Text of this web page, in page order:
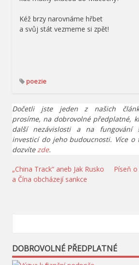
Kéž brzy narovnáme hřbet
a svůj stát vezmeme si zpět!
poezie
Dočetli jste jeden z našich
prosíme, na dobrovolné předplatné,
další nezávislosti a na fungování
investicí do jeho budoucnosti. Více o
dozvítezde.
Navigace
pro
„China Track“ aneb Jak Rusko
a Čína obcházejí sankce
Píseň
DOBROVOLNÉ PŘEDPLATNÉ